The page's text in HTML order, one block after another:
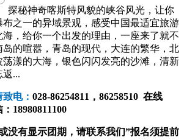
探秘神奇喀斯特风貌的峡谷风光，让你
之一的异域景观，感受中国最适宜旅游
海，给你一个出发的理由，一座来了就不
岛的喧嚣，青岛的现代，大连的繁华，北
荡漾的大海，银色闪闪发亮的沙滩，清新
返...
致电： 028-86254811，86258510 在线
18980811100
没有显示团期 ，请联系我们”报名须提前